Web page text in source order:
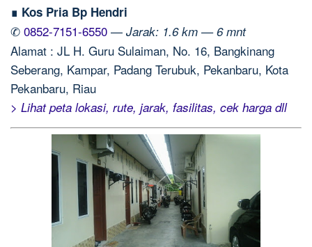
∎ Kos Pria Bp Hendri
✆ 0852-7151-6550 — Jarak: 1.6 km — 6 mnt
Alamat : JL H. Guru Sulaiman, No. 16, Bangkinang
Seberang, Kampar, Padang Terubuk, Pekanbaru, Kota
Pekanbaru, Riau
> Lihat peta lokasi, rute, jarak, fasilitas, cek harga dll